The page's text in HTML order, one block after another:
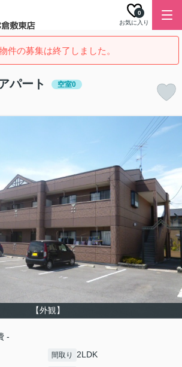
お気に入り
0
件の募集は終了しました。
パート 空室0
【外観】
-
間取り 2LDK